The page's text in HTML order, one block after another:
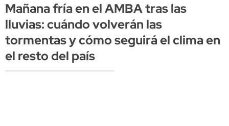
Mañana fría en el AMBA tras las
lluvias: cuándo volverán las
tormentas y cómo seguirá el clima en
el resto del país